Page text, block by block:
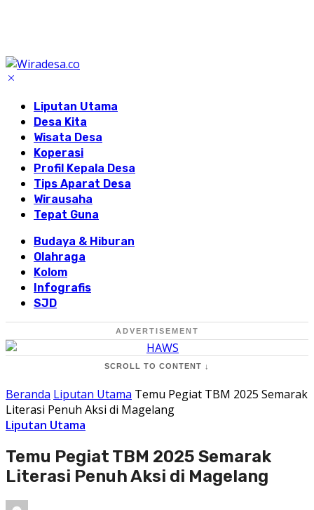
Liputan Utama
Desa Kita
Wisata Desa
Koperasi
Profil Kepala Desa
Tips Aparat Desa
Wirausaha
Tepat Guna
Budaya & Hiburan
Olahraga
Kolom
Infografis
SJD
ADVERTISEMENT
SCROLL TO CONTENT ↓
Beranda Liputan Utama Temu Pegiat TBM 2025 Semarak
Literasi Penuh Aksi di Magelang
Liputan Utama
Temu Pegiat TBM 2025 Semarak
Literasi Penuh Aksi di Magelang